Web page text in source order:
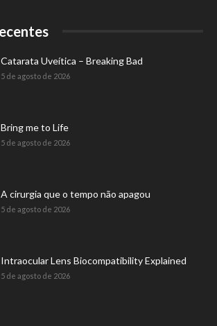
Catarata Uveítica – Breaking Bad
5 de agosto de 2026
Bring me to Life
5 de agosto de 2026
A cirurgia que o tempo não apagou
5 de agosto de 2026
Intraocular Lens Biocompatibility Explained
5 de agosto de 2026